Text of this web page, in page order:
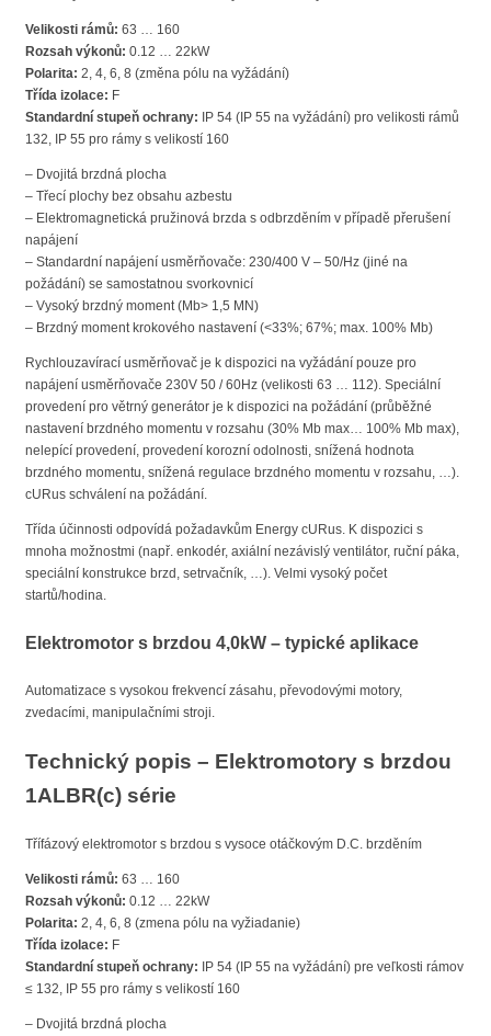
Velikosti rámů: 63 … 160
Rozsah výkonů: 0.12 … 22kW
Polarita: 2, 4, 6, 8 (změna pólu na vyžádání)
Třída izolace: F
Standardní stupeň ochrany: IP 54 (IP 55 na vyžádání) pro velikosti rámů
132, IP 55 pro rámy s velikostí 160
– Dvojitá brzdná plocha
– Třecí plochy bez obsahu azbestu
– Elektromagnetická pružinová brzda s odbrzděním v případě přerušení
napájení
– Standardní napájení usměrňovače: 230/400 V – 50/Hz (jiné na
požádání) se samostatnou svorkovnicí
– Vysoký brzdný moment (Mb> 1,5 MN)
– Brzdný moment krokového nastavení (<33%; 67%; max. 100% Mb)
Rychlouzavírací usměrňovač je k dispozici na vyžádání pouze pro
napájení usměrňovače 230V 50 / 60Hz (velikosti 63 … 112). Speciální
provedení pro větrný generátor je k dispozici na požádání (průběžné
nastavení brzdného momentu v rozsahu (30% Mb max… 100% Mb max),
nelepící provedení, provedení korozní odolnosti, snížená hodnota
brzdného momentu, snížená regulace brzdného momentu v rozsahu, …).
cURus schválení na požádání.
Třída účinnosti odpovídá požadavkům Energy cURus. K dispozici s
mnoha možnostmi (např. enkodér, axiální nezávislý ventilátor, ruční páka,
speciální konstrukce brzd, setrvačník, …). Velmi vysoký počet
startů/hodina.
Elektromotor s brzdou 4,0kW – typické aplikace
Automatizace s vysokou frekvencí zásahu, převodovými motory,
zvedacími, manipulačními stroji.
Technický popis – Elektromotory s brzdou
1ALBR(c) série
Třífázový elektromotor s brzdou s vysoce otáčkovým D.C. brzděním
Velikosti rámů: 63 … 160
Rozsah výkonů: 0.12 … 22kW
Polarita: 2, 4, 6, 8 (zmena pólu na vyžiadanie)
Třída izolace: F
Standardní stupeň ochrany: IP 54 (IP 55 na vyžádání) pre veľkosti rámov
≤ 132, IP 55 pro rámy s velikostí 160
– Dvojitá brzdná plocha